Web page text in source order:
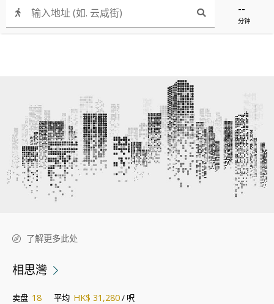
--
分钟
了解更多此处
相思灣
卖盘 18 平均 HK$ 31,280/ 呎